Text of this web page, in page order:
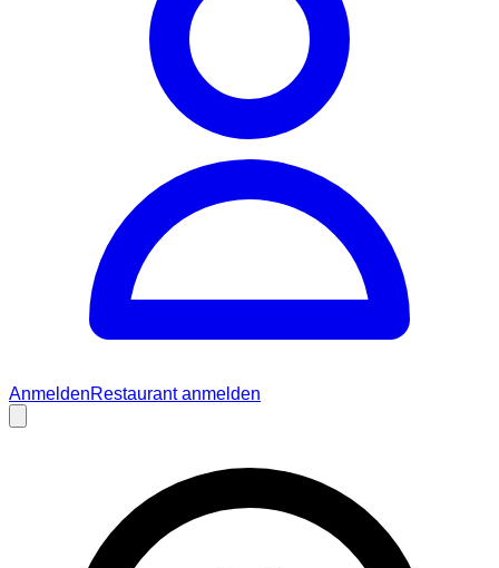
AnmeldenRestaurant anmelden